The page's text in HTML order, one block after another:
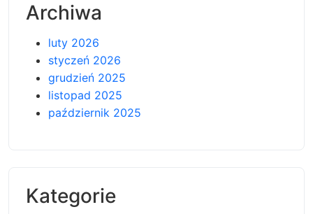
Archiwa
luty 2026
styczeń 2026
grudzień 2025
listopad 2025
październik 2025
Kategorie